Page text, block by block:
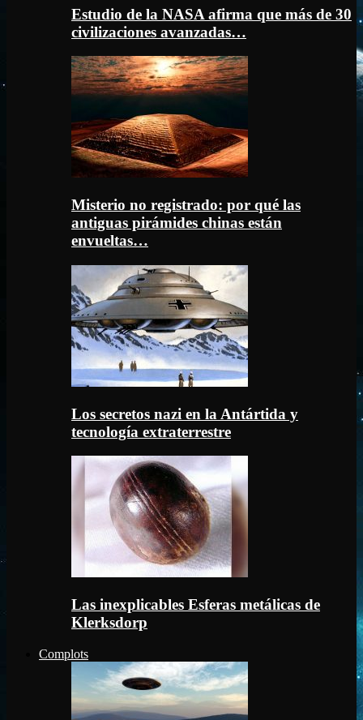
Estudio de la NASA afirma que más de 30
civilizaciones avanzadas…
Misterio no registrado: por qué las
antiguas pirámides chinas están
envueltas…
Los secretos nazi en la Antártida y
tecnología extraterrestre
Las inexplicables Esferas metálicas de
Klerksdorp
Complots